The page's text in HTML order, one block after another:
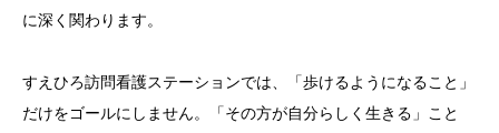
に深く関わります。
すえひろ訪問看護ステーションでは、「歩けるようになること」
だけをゴールにしません。「その方が自分らしく生きる」こと